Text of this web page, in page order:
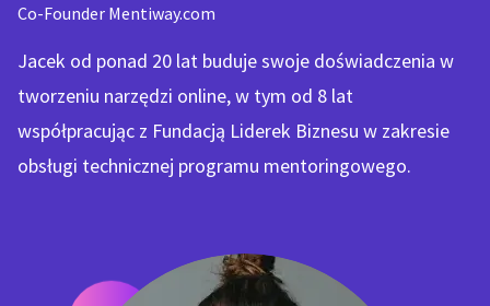
Co-Founder Mentiway.com
Jacek od ponad 20 lat buduje swoje doświadczenia w
tworzeniu narzędzi online, w tym od 8 lat
współpracując z Fundacją Liderek Biznesu w zakresie
obsługi technicznej programu mentoringowego.